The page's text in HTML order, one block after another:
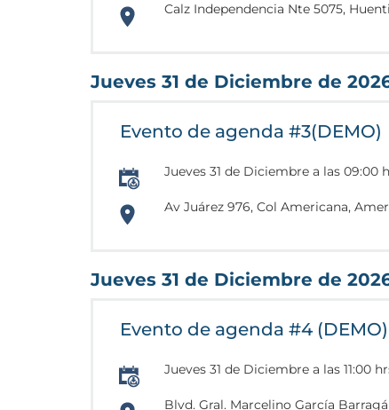
https://www.google.com.mx/maps/
Calz Independencia Nte 5075,
Jueves 31 de Diciembre de
Evento de agenda #3(DEMO)
Jueves 31 de Diciembre a las 09:00
https://goo.gl/maps/
Av Juárez 976, Col Americana,
Jueves 31 de Diciembre de
Evento de agenda #4 (DEMO)
Jueves 31 de Diciembre a las 11:00
Blvd. Gral. Marcelino García